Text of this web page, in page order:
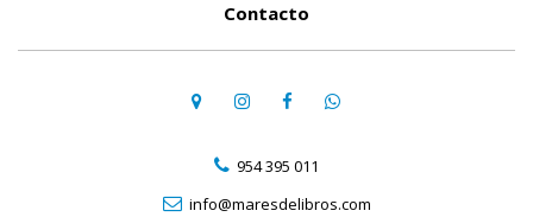
Contacto
954 395 011
info@maresdelibros.com